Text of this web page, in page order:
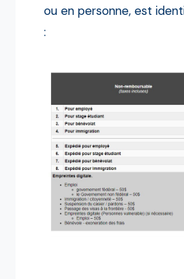
ou en personne, est
: